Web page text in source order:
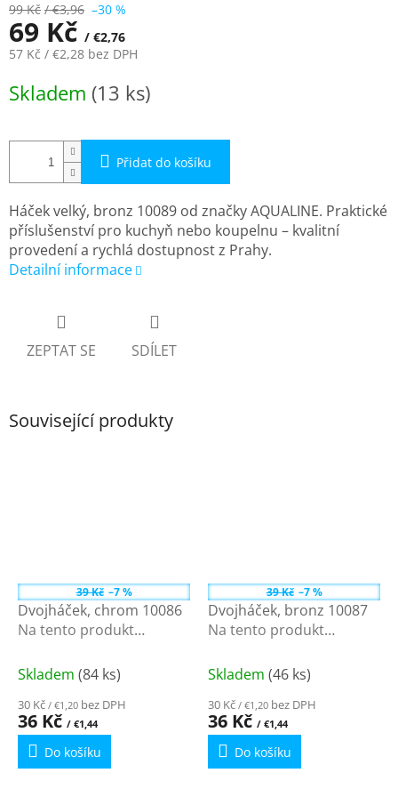
99 Kč / €3,96 –30 %
69 Kč / €2,76
57 Kč / €2,28 bez DPH
cena:
Skladem (13 ks)
Přidat do košíku
Háček velký, bronz 10089 od značky AQUALINE. Praktické
příslušenství pro kuchyň nebo koupelnu – kvalitní
provedení a rychlá dostupnost z Prahy.
Detailní informace
ZEPTAT SE SDÍLET
Související produkty
39 Kč –7 %
Dvojháček, chrom 10086
Na tento produkt
slevu
Skladem (84 ks)
30 Kč / €1,20 bez DPH
36 Kč / €1,44
Do košíku
39 Kč –7 %
Dvojháček, bronz 10087
Na tento produkt
slevu
Skladem (46 ks)
30 Kč / €1,20 bez DPH
36 Kč / €1,44
Do košíku